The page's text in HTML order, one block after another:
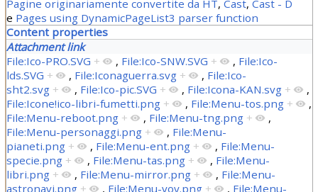
Pagine originariamente convertite da HT, Cast, Cast - D
e Pages using DynamicPageList3 parser function
Content properties
Attachment link
File:Ico-PRO.SVG + , File:Ico-SNW.SVG + , File:Ico-
lds.SVG + , File:Iconaguerra.svg + , File:Ico-
sht2.svg + , File:Ico-pic.SVG + , File:Icona-KAN.svg +
,
File:Icone!ico-libri-fumetti.png + , File:Menu-tos.png +
,
File:Menu-reboot.png + , File:Menu-tng.png +
,
File:Menu-personaggi.png + , File:Menu-
pianeti.png + , File:Menu-ent.png + , File:Menu-
specie.png + , File:Menu-tas.png + , File:Menu-
libri.png + , File:Menu-mirror.png + , File:Menu-
astronavi.png + , File:Menu-voy.png + , File:Menu-